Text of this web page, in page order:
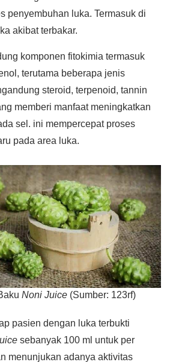
penyembuhan luka. Termasuk di
akibat terbakar.
komponen fitokimia termasuk
terutama beberapa jenis
steroid, terpenoid, tannin
memberi manfaat meningkatkan
sel. ini mempercepat proses
pada area luka.
Noni Juice (Sumber: 123rf)
pasien dengan luka terbukti
sebanyak 100 ml untuk per
menunjukan adanya aktivitas